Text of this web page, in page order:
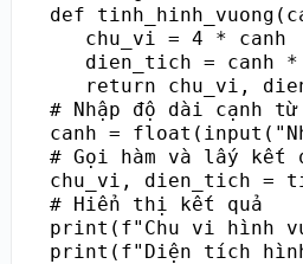
def
   chu_vi = 4 * canh
dien_tich = canh *
return chu_vi,
# Nhập độ dài cạnh từ
canh =
# Gọi hàm và lấy kết
chu_vi, dien_tich =
# Hiển thị kết quả
print(f"Chu vi hình
print(f"Diện tích